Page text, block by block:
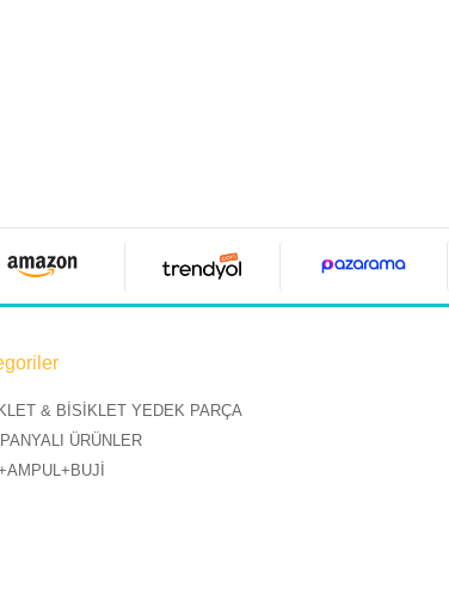
& BİSİKLET YEDEK PARÇA
ÜRÜNLER